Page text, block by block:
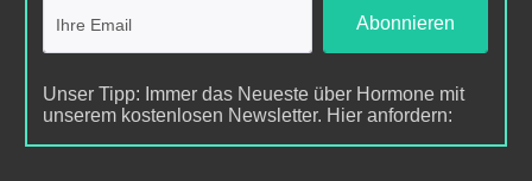
Abonnieren
Unser Tipp: Immer das Neueste über Hormone mit
unserem kostenlosen Newsletter. Hier anfordern: